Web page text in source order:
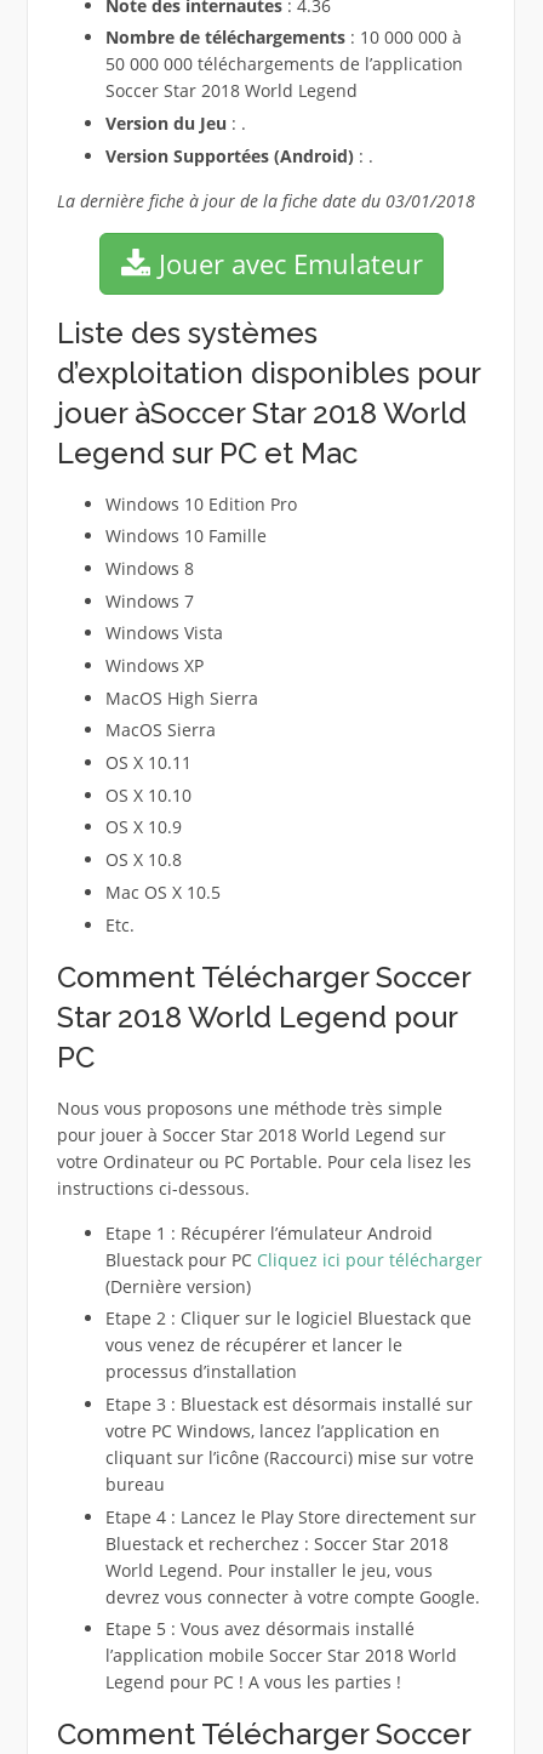
Note des internautes: 4.36
Nombre de téléchargements : 10 000 000 à
50 000 000 téléchargements de l’application
Soccer Star 2018 World Legend
Version du Jeu : .
Version Supportées (Android): .
La dernière fiche à jour de la fiche date du 03/01/2018
Jouer avec Emulateur
Liste des systèmes
d’exploitation disponibles pour
jouer àSoccer Star 2018 World
Legend sur PC et Mac
Windows 10 Edition Pro
Windows 10 Famille
Windows 8
Windows 7
Windows Vista
Windows XP
MacOS High Sierra
MacOS Sierra
OS X 10.11
OS X 10.10
OS X 10.9
OS X 10.8
Mac OS X 10.5
Etc.
Comment Télécharger Soccer
Star 2018 World Legend pour
PC
Nous vous proposons une méthode très simple
pour jouer à Soccer Star 2018 World Legend sur
votre Ordinateur ou PC Portable. Pour cela lisez les
instructions ci-dessous.
Etape 1 : Récupérer l’émulateur Android
Bluestack pour PC Cliquez ici pour télécharger
(Dernière version)
Etape 2 : Cliquer sur le logiciel Bluestack que
vous venez de récupérer et lancer le
processus d’installation
Etape 3 : Bluestack est désormais installé sur
votre PC Windows, lancez l’application en
cliquant sur l’icône (Raccourci) mise sur votre
bureau
Etape 4 : Lancez le Play Store directement sur
Bluestack et recherchez : Soccer Star 2018
World Legend. Pour installer le jeu, vous
devrez vous connecter à votre compte Google.
Etape 5 : Vous avez désormais installé
l’application mobile Soccer Star 2018 World
Legend pour PC ! A vous les parties !
Comment Télécharger Soccer